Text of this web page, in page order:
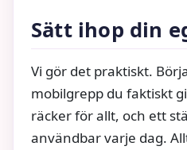
Sätt ihop din
Vi gör det praktiskt.
mobilgrepp du faktiskt
räcker för allt, och ett
användbar varje dag.